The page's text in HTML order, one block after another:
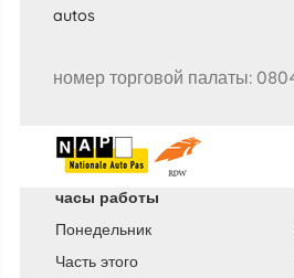
autos​
номер торговой палаты:
часы работы
Понедельник
Часть этого